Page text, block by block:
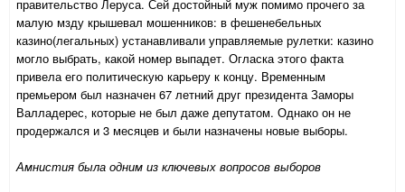
правительство Леруса. Сей достойный муж помимо прочего за
малую мзду крышевал мошенников: в фешенебельных
казино(легальных) устанавливали управляемые рулетки: казино
могло выбрать, какой номер выпадет. Огласка этого факта
привела его политическую карьеру к концу. Временным
премьером был назначен 67 летний друг президента Заморы
Валладерес, которые не был даже депутатом. Однако он не
продержался и 3 месяцев и были назначены новые выборы.
Амнистия была одним из ключевых вопросов выборов